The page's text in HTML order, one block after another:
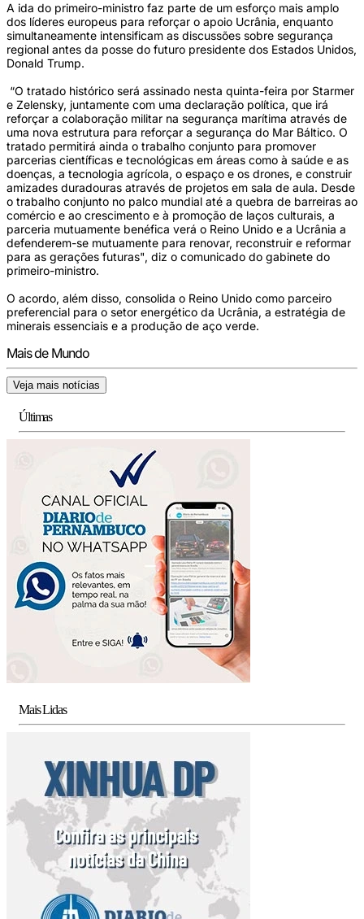
A ida do primeiro-ministro faz parte de um esforço mais amplo
dos líderes europeus para reforçar o apoio Ucrânia, enquanto
simultaneamente intensificam as discussões sobre segurança
regional antes da posse do futuro presidente dos Estados Unidos,
Donald Trump.
“O tratado histórico será assinado nesta quinta-feira por Starmer
e Zelensky, juntamente com uma declaração política, que irá
reforçar a colaboração militar na segurança marítima através de
uma nova estrutura para reforçar a segurança do Mar Báltico. O
tratado permitirá ainda o trabalho conjunto para promover
parcerias científicas e tecnológicas em áreas como à saúde e as
doenças, a tecnologia agrícola, o espaço e os drones, e construir
amizades duradouras através de projetos em sala de aula. Desde
o trabalho conjunto no palco mundial até a quebra de barreiras ao
comércio e ao crescimento e à promoção de laços culturais, a
parceria mutuamente benéfica verá o Reino Unido e a Ucrânia a
defenderem-se mutuamente para renovar, reconstruir e reformar
para as gerações futuras", diz o comunicado do gabinete do
primeiro-ministro.
O acordo, além disso, consolida o Reino Unido como parceiro
preferencial para o setor energético da Ucrânia, a estratégia de
minerais essenciais e a produção de aço verde.
Mais de Mundo
Veja mais notícias
Últimas
Mais Lidas